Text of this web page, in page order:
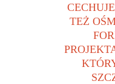
TEŻ